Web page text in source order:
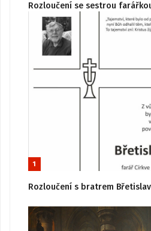
Rozloučení se sestrou
1
Rozloučení s bratrem